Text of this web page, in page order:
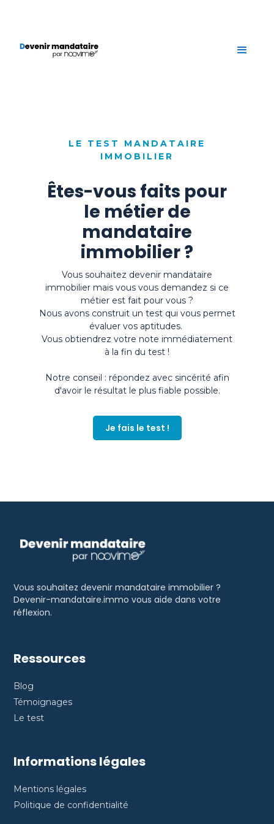
LE TEST MANDATAIRE
IMMOBILIER
Êtes-vous faits pour
le métier de
mandataire
immobilier ?
Vous souhaitez devenir mandataire
immobilier mais vous vous demandez si ce
métier est fait pour vous ?
Nous avons construit un test qui vous permet
évaluer vos aptitudes.
Vous obtiendrez votre note immédiatement
à la fin du test !
Notre conseil : répondez avec sincérité afin
d'avoir le résultat le plus fiable possible.
Je fais le test !
Vous souhaitez devenir mandataire immobilier ?
Devenir-mandataire.immo vous aide dans votre
réflexion.
Ressources
Blog
Témoignages
Le test
Informations légales
Mentions légales
Politique de confidentialité